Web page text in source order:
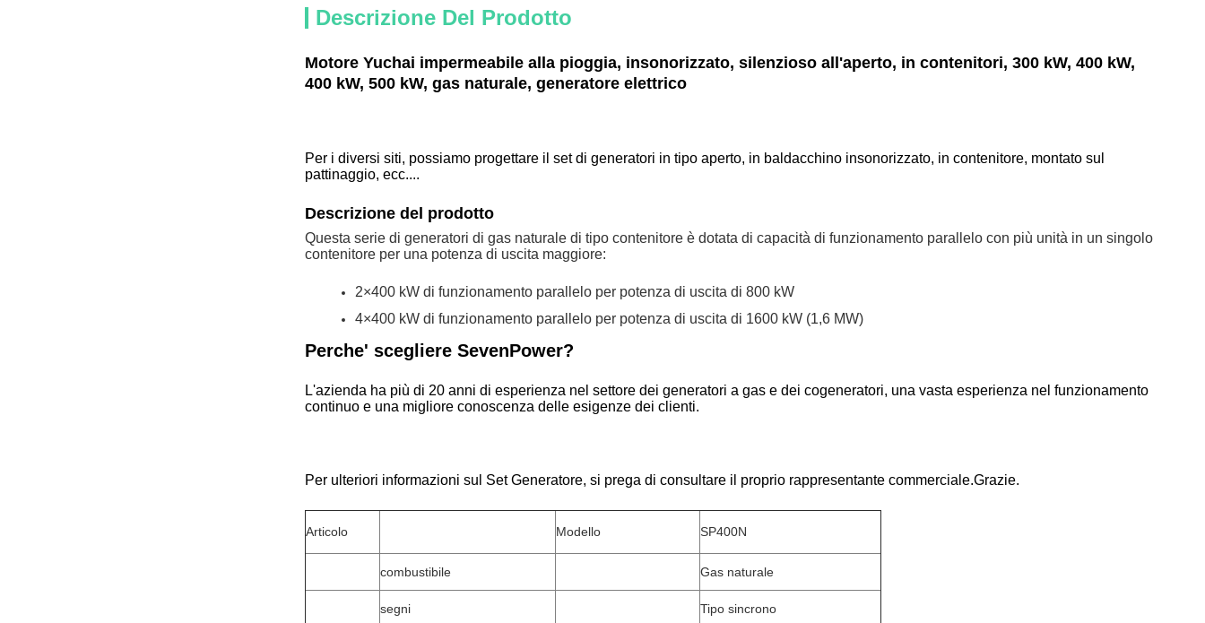
Descrizione Del Prodotto
Motore Yuchai impermeabile alla pioggia, insonorizzato, silenzioso all'aperto, in contenitori, 300 kW, 400 kW,
400 kW, 500 kW, gas naturale, generatore elettrico
Per i diversi siti, possiamo progettare il set di generatori in tipo aperto, in baldacchino insonorizzato, in contenitore, montato sul
pattinaggio, ecc....
Descrizione del prodotto
Questa serie di generatori di gas naturale di tipo contenitore è dotata di capacità di funzionamento parallelo con più unità in un singolo
contenitore per una potenza di uscita maggiore:
2×400 kW di funzionamento parallelo per potenza di uscita di 800 kW
4×400 kW di funzionamento parallelo per potenza di uscita di 1600 kW (1,6 MW)
Perche' scegliere SevenPower?
L'azienda ha più di 20 anni di esperienza nel settore dei generatori a gas e dei cogeneratori, una vasta esperienza nel funzionamento
continuo e una migliore conoscenza delle esigenze dei clienti.
Per ulteriori informazioni sul Set Generatore, si prega di consultare il proprio rappresentante commerciale.Grazie.
Articolo Modello SP400N
combustibile Gas naturale
segni Tipo sincrono